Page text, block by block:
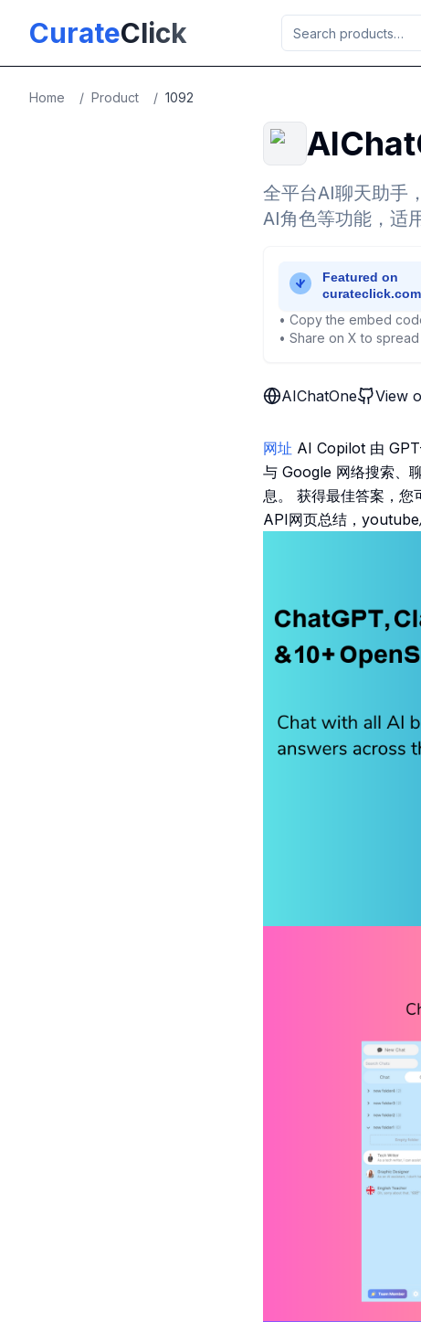
CurateClick
Home / Product / 1092
全平台AI聊天助手
AI角色等功能，适
• Copy the embed
• Share on X to
AIChatOne View
网址 AI Copilot 由
与 Google 网络搜索、
息。 获得最佳答案，
API网页总结，